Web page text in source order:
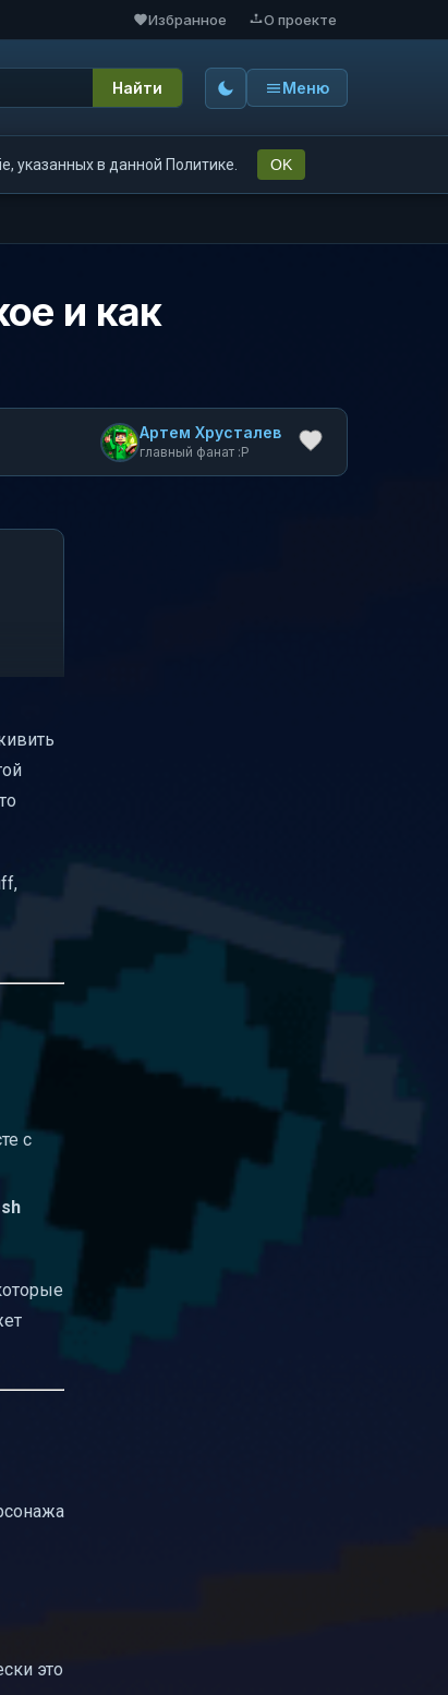
Избранное О проекте
Найти Меню
указанных в данной Политике. OK
и как
Артем Хрусталев
главный фанат :P
с
это